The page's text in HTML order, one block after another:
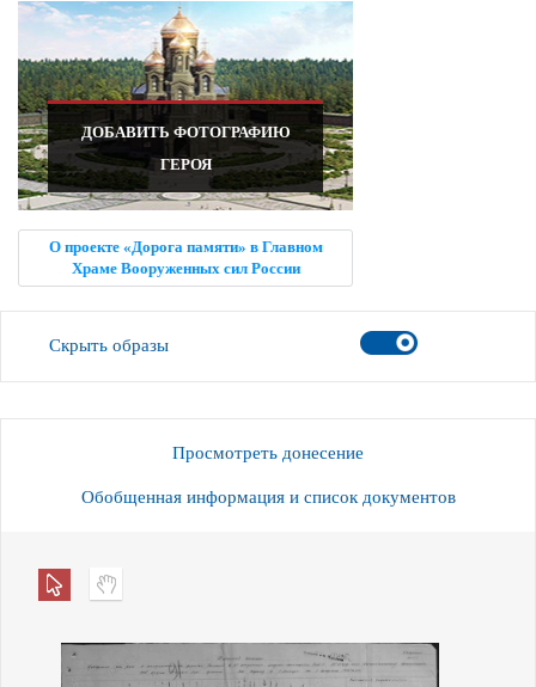
ДОБАВИТЬ ФОТОГРАФИЮ
ГЕРОЯ
О проекте «Дорога памяти» в Главном
Храме Вооруженных сил России
Скрыть образы
Просмотреть донесение
Обобщенная информация и список документов